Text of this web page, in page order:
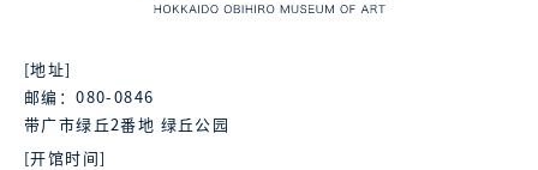
[地址]
邮编：080-0846
带广市绿丘2番地 绿丘公园
[开馆时间]